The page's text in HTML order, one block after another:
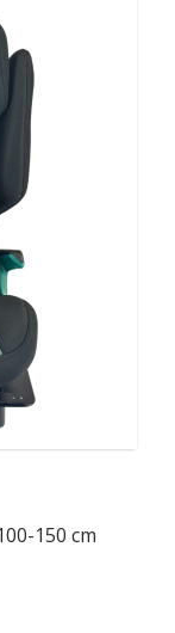
150 cm